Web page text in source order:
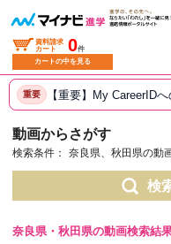
資料請求
カート
0件
カートの中を見る
重要 【重要】My CareerID
動画からさがす
検索条件： 奈良県、秋田県の動
検
奈良県・秋田県の動画検索結